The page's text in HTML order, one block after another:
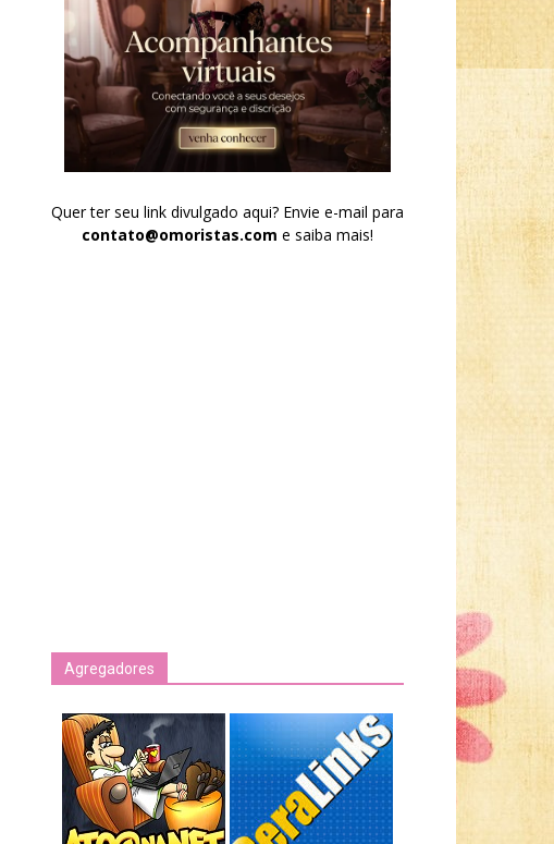
Quer ter seu link divulgado aqui? Envie e-mail para
contato@omoristas.com e saiba mais!
Agregadores